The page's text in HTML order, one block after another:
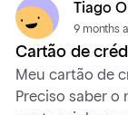
Tiago
9 months
Cartão de
Meu cartão de
Preciso saber o